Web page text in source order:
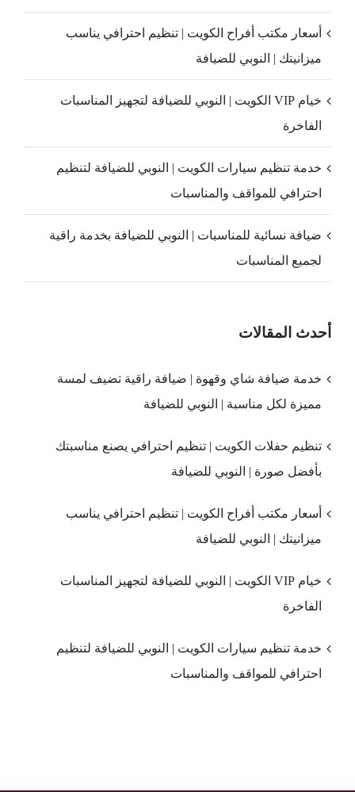
أسعار مكتب أفراح الكويت | تنظيم احترافي يناسب
ميزانيتك | النوبي للضيافة
خيام VIP الكويت | النوبي للضيافة لتجهيز المناسبات
الفاخرة
خدمة تنظيم سيارات الكويت | النوبي للضيافة لتنظيم
احترافي للمواقف والمناسبات
ضيافة نسائية للمناسبات | النوبي للضيافة بخدمة راقية
لجميع المناسبات
أحدث المقالات
خدمة ضيافة شاي وقهوة | ضيافة راقية تضيف لمسة
مميزة لكل مناسبة | النوبي للضيافة
تنظيم حفلات الكويت | تنظيم احترافي يصنع مناسبتك
بأفضل صورة | النوبي للضيافة
أسعار مكتب أفراح الكويت | تنظيم احترافي يناسب
ميزانيتك | النوبي للضيافة
خيام VIP الكويت | النوبي للضيافة لتجهيز المناسبات
الفاخرة
خدمة تنظيم سيارات الكويت | النوبي للضيافة لتنظيم
احترافي للمواقف والمناسبات